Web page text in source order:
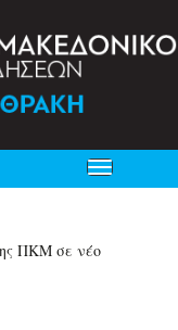
Toggle
navigation
ΠΚΜ σε νέο